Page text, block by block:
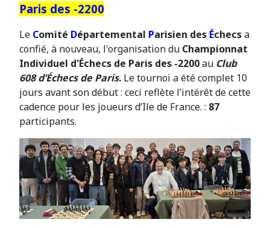
Paris des -2200
Le Comité Départemental Parisien des Échecsa
confié, à nouveau, l'organisation du Championnat
Individuel d'Échecs de Paris des -2200au Club
608 d’Échecs de Paris. Le tournoi a été complet 10
jours avant son début : ceci reflète l’intérêt de cette
cadence pour les joueurs d’Ile de France. : 87
participants.